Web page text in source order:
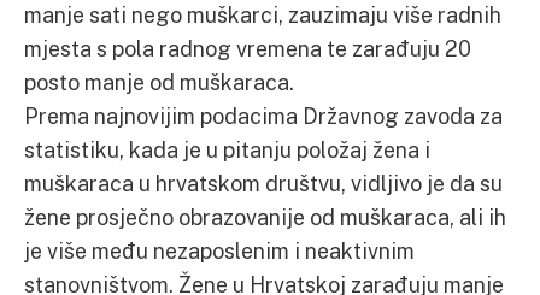
manje sati nego muškarci, zauzimaju više radnih
mjesta s pola radnog vremena te zarađuju 20
posto manje od muškaraca.
Prema najnovijim podacima Državnog zavoda za
statistiku, kada je u pitanju položaj žena i
muškaraca u hrvatskom društvu, vidljivo je da su
žene prosječno obrazovanije od muškaraca, ali ih
je više među nezaposlenim i neaktivnim
stanovništvom. Žene u Hrvatskoj zarađuju manje